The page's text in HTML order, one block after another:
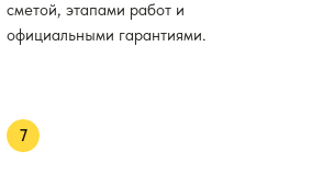
сметой, этапами работ и
официальными гарантиями.